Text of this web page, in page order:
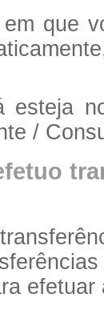
que
esteja
/
efetuar